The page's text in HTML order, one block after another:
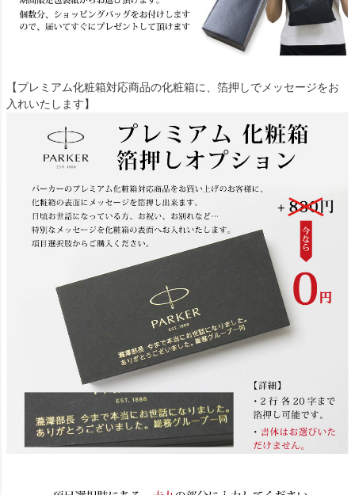
【プレミアム化粧箱対応商品の化粧箱に、箔押しでメッセージをお
入れいたします】